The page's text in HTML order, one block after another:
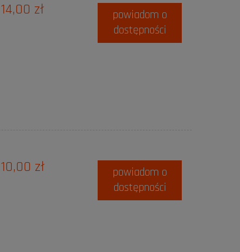
14,00 zł
powiadom o
dostępności
10,00 zł
powiadom o
dostępności